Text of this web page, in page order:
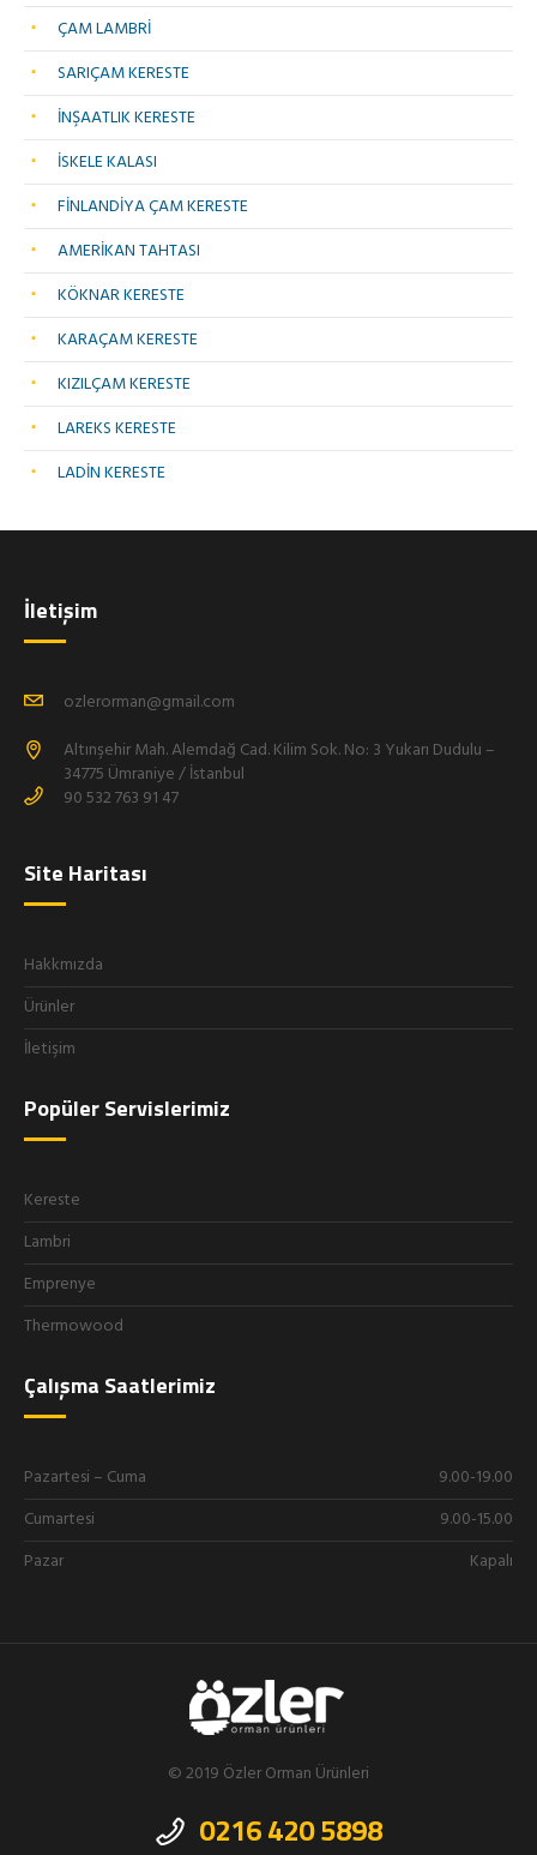
ÇAM LAMBRİ
SARIÇAM KERESTE
İNŞAATLIK KERESTE
İSKELE KALASI
FİNLANDİYA ÇAM KERESTE
AMERİKAN TAHTASI
KÖKNAR KERESTE
KARAÇAM KERESTE
KIZILÇAM KERESTE
LAREKS KERESTE
LADİN KERESTE
İletişim
ozlerorman@gmail.com
Altınşehir Mah. Alemdağ Cad. Kilim Sok. No: 3 Yukarı Dudulu –
34775 Ümraniye / İstanbul
90 532 763 91 47
Site Haritası
Hakkmızda
Ürünler
İletişim
Popüler Servislerimiz
Kereste
Lambri
Emprenye
Thermowood
Çalışma Saatlerimiz
Pazartesi – Cuma
9.00-19.00
Cumartesi
9.00-15.00
Pazar
Kapalı
© 2019 Özler Orman Ürünleri
0216 420 5898